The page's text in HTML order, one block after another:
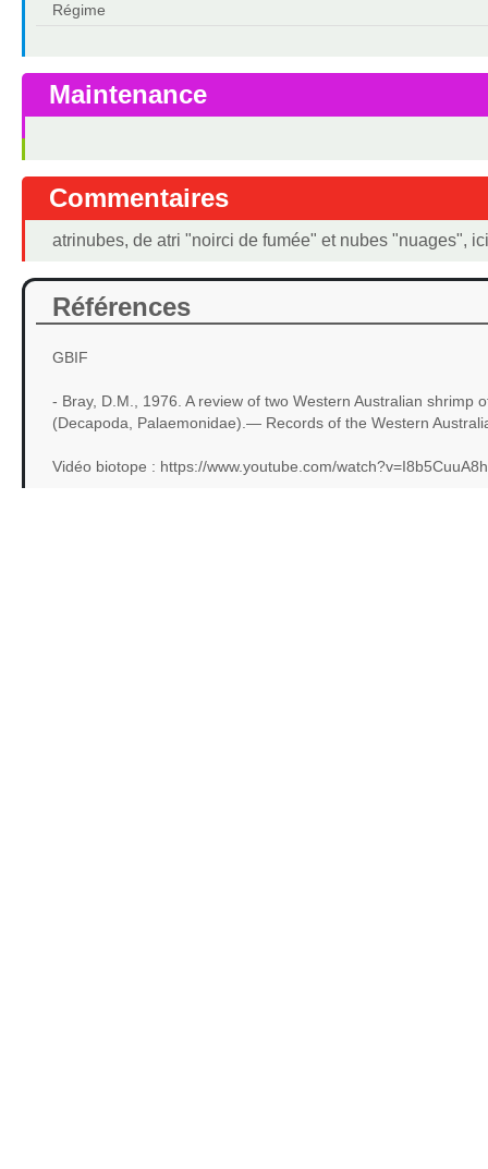
Régime
Maintenance
Commentaires
atrinubes, de atri "noirci de fumée" et nubes "nuages",
Références
GBIF
- Bray, D.M., 1976. A review of two Western Australian shrimp
(Decapoda, Palaemonidae).— Records of the Western
Vidéo biotope : https://www.youtube.com/